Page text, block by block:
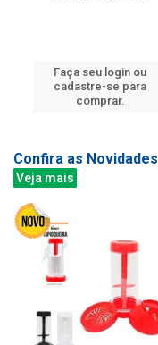
Faça seu login ou
cadastre-se para
comprar.
Confira as Novidades
Veja mais